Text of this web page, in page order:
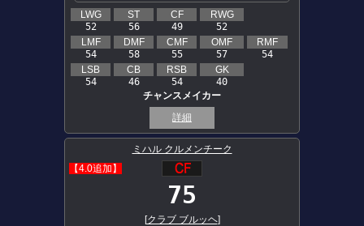
LWG
52
ST
56
CF
49
RWG
52
LMF
54
DMF
58
CMF
55
OMF
57
RMF
54
LSB
54
CB
46
RSB
54
GK
40
チャンスメイカー
詳細
ミハル クルメンチーク
【4.0追加】
75
[クラブ ブルッヘ]